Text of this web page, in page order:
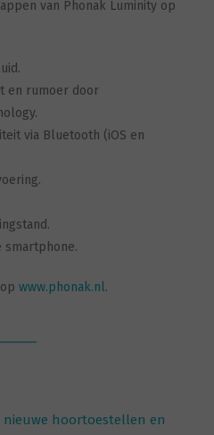
van Phonak Luminity op
en rumoer door
via Bluetooth (iOS en
smartphone.
www.phonak.nl.
hoortoestellen en